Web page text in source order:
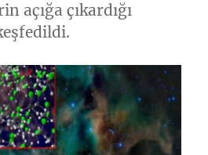
açığa çıkardığı